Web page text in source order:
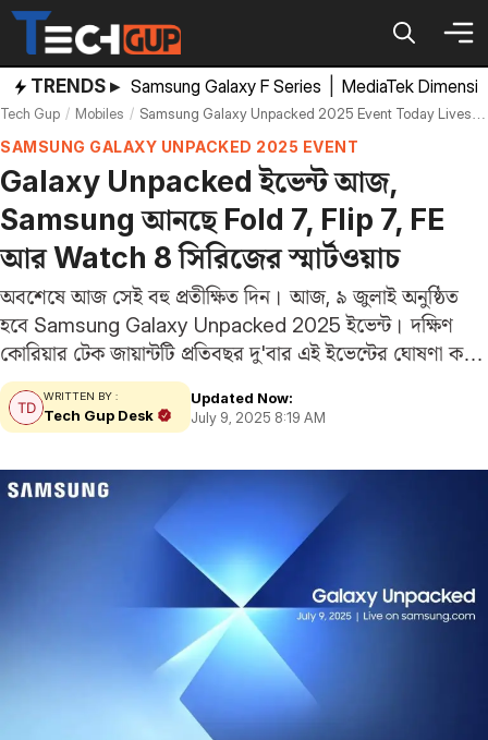
Skip
content
TRENDS ▸ Samsung Galaxy F Series MediaTek
Tech Gup Mobiles Samsung Galaxy Unpacked 2025 Event Today Livestream Z Fold 7 Flip 7 Fe Watch 8 To Launch
SAMSUNG GALAXY UNPACKED 2025 EVENT
Galaxy Unpacked ইভেন্ট আজ,
Samsung আনছে Fold 7, Flip 7, FE
আর Watch 8 সিরিজের স্মার্টওয়াচ
অবশেষে আজ সেই বহু প্রতীক্ষিত দিন। আজ, ৯ জুলাই অনুষ্ঠিত
হবে Samsung Galaxy Unpacked 2025 ইভেন্ট। দক্ষিণ
কোরিয়ার টেক জায়ান্টটি প্রতিবছর দু'বার এই ইভেন্টের ঘোষণা করে,
আর এটাই এবছরের শেষ ইভেন্ট। আজকের গ্যালাক্সি আনপ্যাকড
২০২৫ ইভেন্টে ব্র্যান্ডটি তাদের পরবর্তী ফোল্ডেবল…
WRITTEN BY :
Tech Gup Desk
Updated Now:
July 9, 2025 8:19 AM